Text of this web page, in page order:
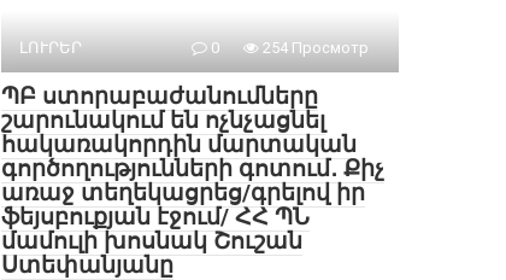
ԼՈՒՐԵՐ 0 254 Просмотр
ՊԲ ստորաբաժանումները
շարունակում են ոչնչացնել
հակառակորդին մարտական
գործողությունների գոտում․ Քիչ
առաջ տեղեկացրեց/գրելով իր
ֆեյսբուքյան էջում/ ՀՀ ՊՆ
մամուլի խոսնակ Շուշան
Ստեփանյանը